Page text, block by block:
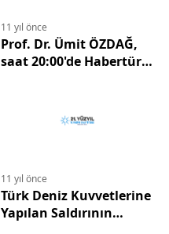
11 yıl önce
Prof. Dr. Ümit ÖZDAĞ,
saat 20:00'de Habertürk
11 yıl önce
Türk Deniz Kuvvetlerine
Yapılan Saldırının